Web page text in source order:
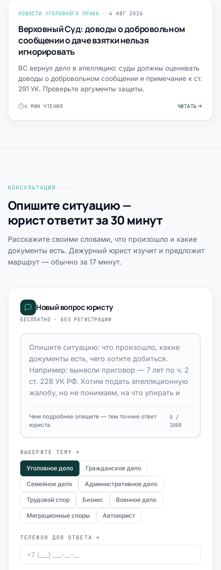
НОВОСТИ УГОЛОВНОГО ПРАВА 4 АВГ 2026
Верховный Суд: доводы о добровольном
сообщении о даче взятки нельзя
игнорировать
ВС вернул дело в апелляцию: суды должны оценивать
доводы о добровольном сообщении и примечание к ст.
291 УК. Проверьте аргументы защиты.
4 МИН ЧТЕНИЯ ЧИТАТЬ
КОНСУЛЬТАЦИЯ
Опишите ситуацию —
юрист ответит за 30 минут
Расскажите своими словами, что произошло и какие
документы есть. Дежурный юрист изучит и предложит
маршрут — обычно за 17 минут.
Новый вопрос юристу
БЕСПЛАТНО · БЕЗ РЕГИСТРАЦИИ
Чем подробнее опишете — тем точнее ответ
юриста
0 /
2000
ВЫБЕРИТЕ ТЕМУ *
Уголовное дело Гражданское дело
Семейное дело Административное дело
Трудовой спор Бизнес Военное дело
Миграционные споры Автоюрист
ТЕЛЕФОН ДЛЯ ОТВЕТА *